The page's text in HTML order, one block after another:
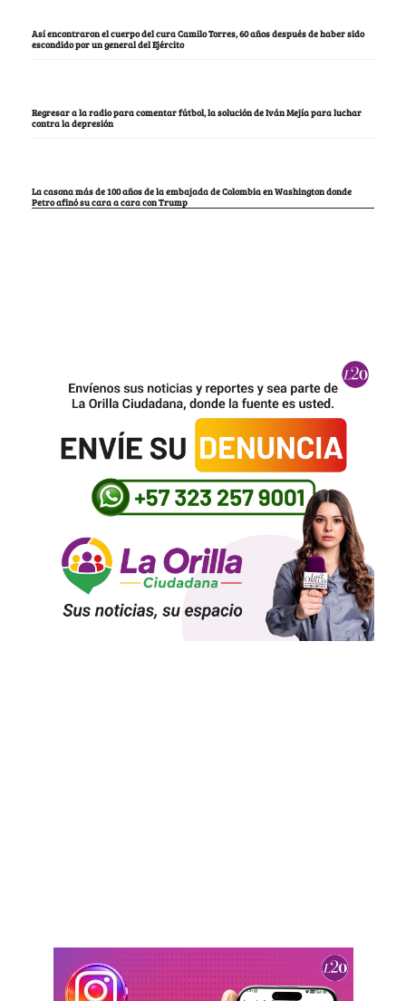
Así encontraron el cuerpo del cura Camilo Torres, 60 años después de haber sido
escondido por un general del Ejército
Regresar a la radio para comentar fútbol, la solución de Iván Mejía para luchar
contra la depresión
La casona más de 100 años de la embajada de Colombia en Washington donde
Petro afinó su cara a cara con Trump